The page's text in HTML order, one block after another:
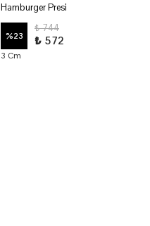
Hamburger Presi
%23
₺ 744
₺ 572
3 Cm